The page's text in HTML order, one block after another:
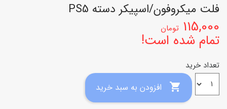
فلت میکروفون/اسپیکر دسته PS5
115,000 تومان
تمام شده است!
تعداد خرید
